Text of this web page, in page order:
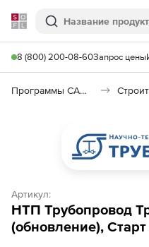
Softline
Поиск
8 (800) 200-08-60Запрос цены
Программы САПР и ГИС
Артикул:
НТП Трубопровод
(обновление),